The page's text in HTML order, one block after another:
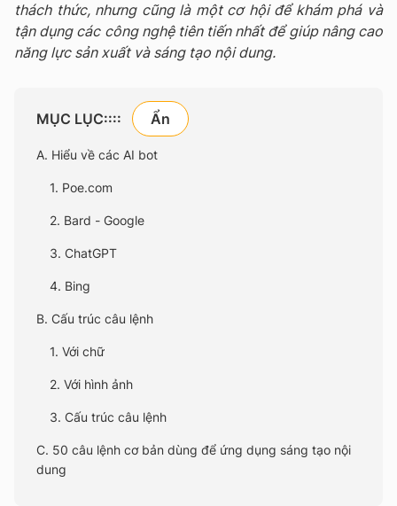
thách thức, nhưng cũng là một cơ hội để khám phá và
tận dụng các công nghệ tiên tiến nhất để giúp nâng cao
năng lực sản xuất và sáng tạo nội dung.
MỤC LỤC::::
A. Hiểu về các AI bot
1. Poe.com
2. Bard - Google
3. ChatGPT
4. Bing
B. Cấu trúc câu lệnh
1. Với chữ
2. Với hình ảnh
3. Cấu trúc câu lệnh
C. 50 câu lệnh cơ bản dùng để ứng dụng sáng tạo nội
dung